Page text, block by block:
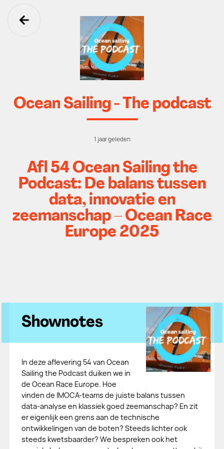
Ga terug
Ocean Sailing - The podcast
1 jaar geleden
Afl 54 Ocean Sailing the
Podcast: De balans tussen
data, innovatie en
zeemanschap – Ocean Race
Europe 2025
Shownotes
In deze aflevering 54 van Ocean
Sailing the Podcast duiken we in
de Ocean Race Europe. Hoe
vinden de IMOCA-teams de juiste balans tussen
data-analyse en klassiek goed zeemanschap? En zit
er eigenlijk een grens aan de technische
ontwikkelingen van de boten? Steeds lichter ook
steeds kwetsbaarder? We bespreken ook het